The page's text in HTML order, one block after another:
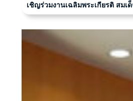
เชิญร่วมงานเฉลิมพระเกียรติ สม